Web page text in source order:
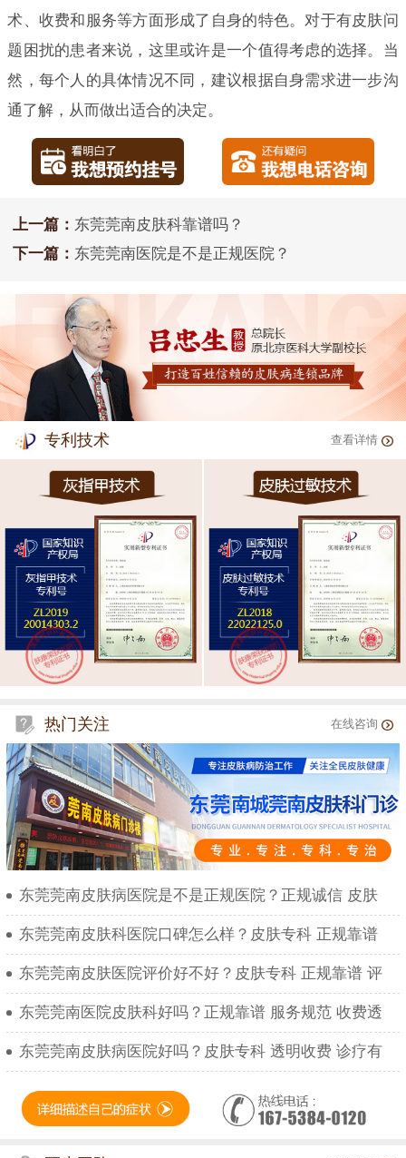
术、收费和服务等方面形成了自身的特色。对于有皮肤问
题困扰的患者来说，这里或许是一个值得考虑的选择。当
然，每个人的具体情况不同，建议根据自身需求进一步沟
通了解，从而做出适合的决定。
上一篇： 东莞莞南皮肤科靠谱吗？
下一篇： 东莞莞南医院是不是正规医院？
专利技术 查看详情
热门关注 在线咨询
东莞莞南皮肤病医院是不是正规医院？正规诚信 皮肤
东莞莞南皮肤科医院口碑怎么样？皮肤专科 正规靠谱
东莞莞南皮肤医院评价好不好？皮肤专科 正规靠谱 评
东莞莞南医院皮肤科好吗？正规靠谱 服务规范 收费透
东莞莞南皮肤病医院好吗？皮肤专科 透明收费 诊疗有